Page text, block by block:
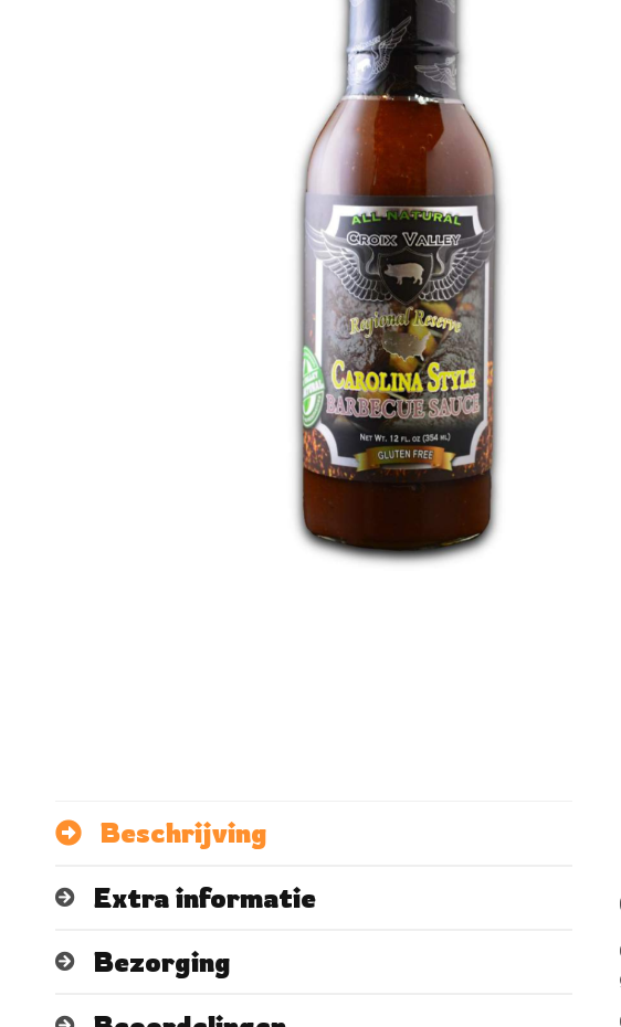
Beschrijving
Extra informatie
Bezorging